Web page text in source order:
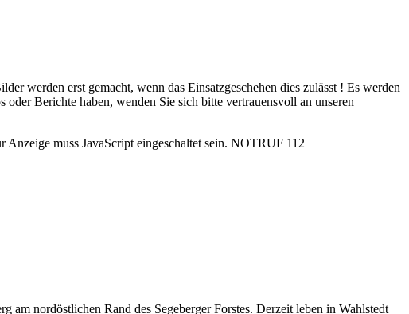
werden erst gemacht, wenn das Einsatzgeschehen dies zulässt ! Es werden
Berichte haben, wenden Sie sich bitte vertrauensvoll an unseren
muss JavaScript eingeschaltet sein. NOTRUF 112
nordöstlichen Rand des Segeberger Forstes. Derzeit leben in Wahlstedt